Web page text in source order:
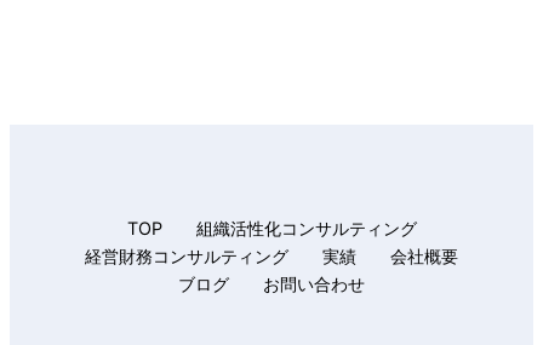
TOP
組織活性化コンサルティング
経営財務コンサルティング
実績
会社概要
ブログ
お問い合わせ